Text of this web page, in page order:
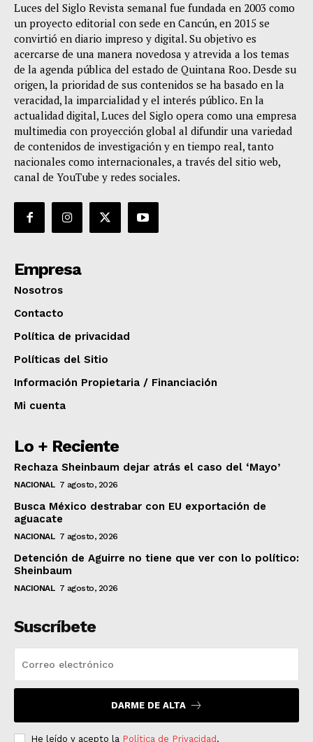
Luces del Siglo Revista semanal fue fundada en 2003 como
un proyecto editorial con sede en Cancún, en 2015 se
convirtió en diario impreso y digital. Su objetivo es
acercarse de una manera novedosa y atrevida a los temas
de la agenda pública del estado de Quintana Roo. Desde su
origen, la prioridad de sus contenidos se ha basado en la
veracidad, la imparcialidad y el interés público. En la
actualidad digital, Luces del Siglo opera como una empresa
multimedia con proyección global al difundir una variedad
de contenidos de investigación y en tiempo real, tanto
nacionales como internacionales, a través del sitio web,
canal de YouTube y redes sociales.
Empresa
Nosotros
Contacto
Política de privacidad
Políticas del Sitio
Información Propietaria / Financiación
Mi cuenta
Lo + Reciente
Rechaza Sheinbaum dejar atrás el caso del ‘Mayo’
NACIONAL 7 agosto, 2026
Busca México destrabar con EU exportación de
aguacate
NACIONAL 7 agosto, 2026
Detención de Aguirre no tiene que ver con lo político:
Sheinbaum
NACIONAL 7 agosto, 2026
Suscríbete
DARME DE ALTA
He leído y acepto la Política de Privacidad .